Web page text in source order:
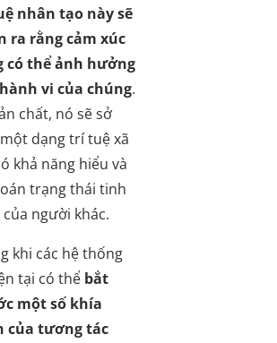
nhân tạo này sẽ
ra rằng cảm xúc
có thể ảnh hưởng
vi của chúng.
chất, nó sẽ sở
dạng trí tuệ xã
khả năng hiểu và
trạng thái tinh
người khác.
khi các hệ thống
tại có thể bắt
một số khía
của tương tác